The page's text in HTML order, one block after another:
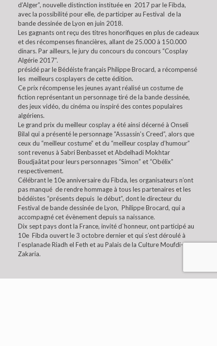
d’Alger”, nouvelle distinction instituée en 2017 par le Fibda,
avec la possibilité pour elle, de participer au Festival de la
bande dessinée de Lyon en juin 2018.
Les gagnants ont reçu des titres honorifiques en plus de cadeaux
et des récompenses financières, allant de 25.000 à 150.000
dinars. Par ailleurs, le jury du concours du concours “Cosplay
Algérie 2017”.
présidé par le Bédéiste français Philippe Brocard, a récompensé
les meilleurs cosplayers de cette édition.
Ce prix récompense les jeunes ayant réalisé un costume de
fiction représentant un personnage tiré de la bande dessinée,
des jeux vidéo, du cinéma ou inspiré des contes populaires
algériens.
Le grand prix du meilleur cosplay a été ainsi décerné à Onseli
Bilal qui a présenté le personnage “Assassin’s Creed”, alors que
ceux du “meilleur costume” et du “meilleur cosplay d’humour”
sont revenus à Sabri Benbasset et Abdelhadi Mokhtar
Boudjaâtat pour leurs personnages “Simon” et “Obélix”
respectivement.
Célébrant le 10e anniversaire du Fibda, les organisateurs n’ont
pas manqué de rendre hommage à tous les partenaires et les
bédéistes “présents depuis le début”, dont le directeur du
Festival de bande dessinée de Lyon, Philippe Brocard, qui a
accompagné cet évènement depuis sa naissance.
Dix sept pays dont la France, invité d`honneur, ont participé au
10e Fibda ouvert le 3 octobre dernier et qui s’est déroulé à
l`esplanade Riadh el Feth et au Palais de la Culture Moufdi-
Zakaria.